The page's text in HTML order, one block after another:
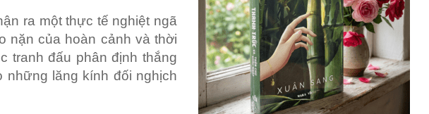
ra một thực tế nghiệt ngã
nặn của hoàn cảnh và thời
tranh đấu phân định thắng
lăng kính đối nghịch